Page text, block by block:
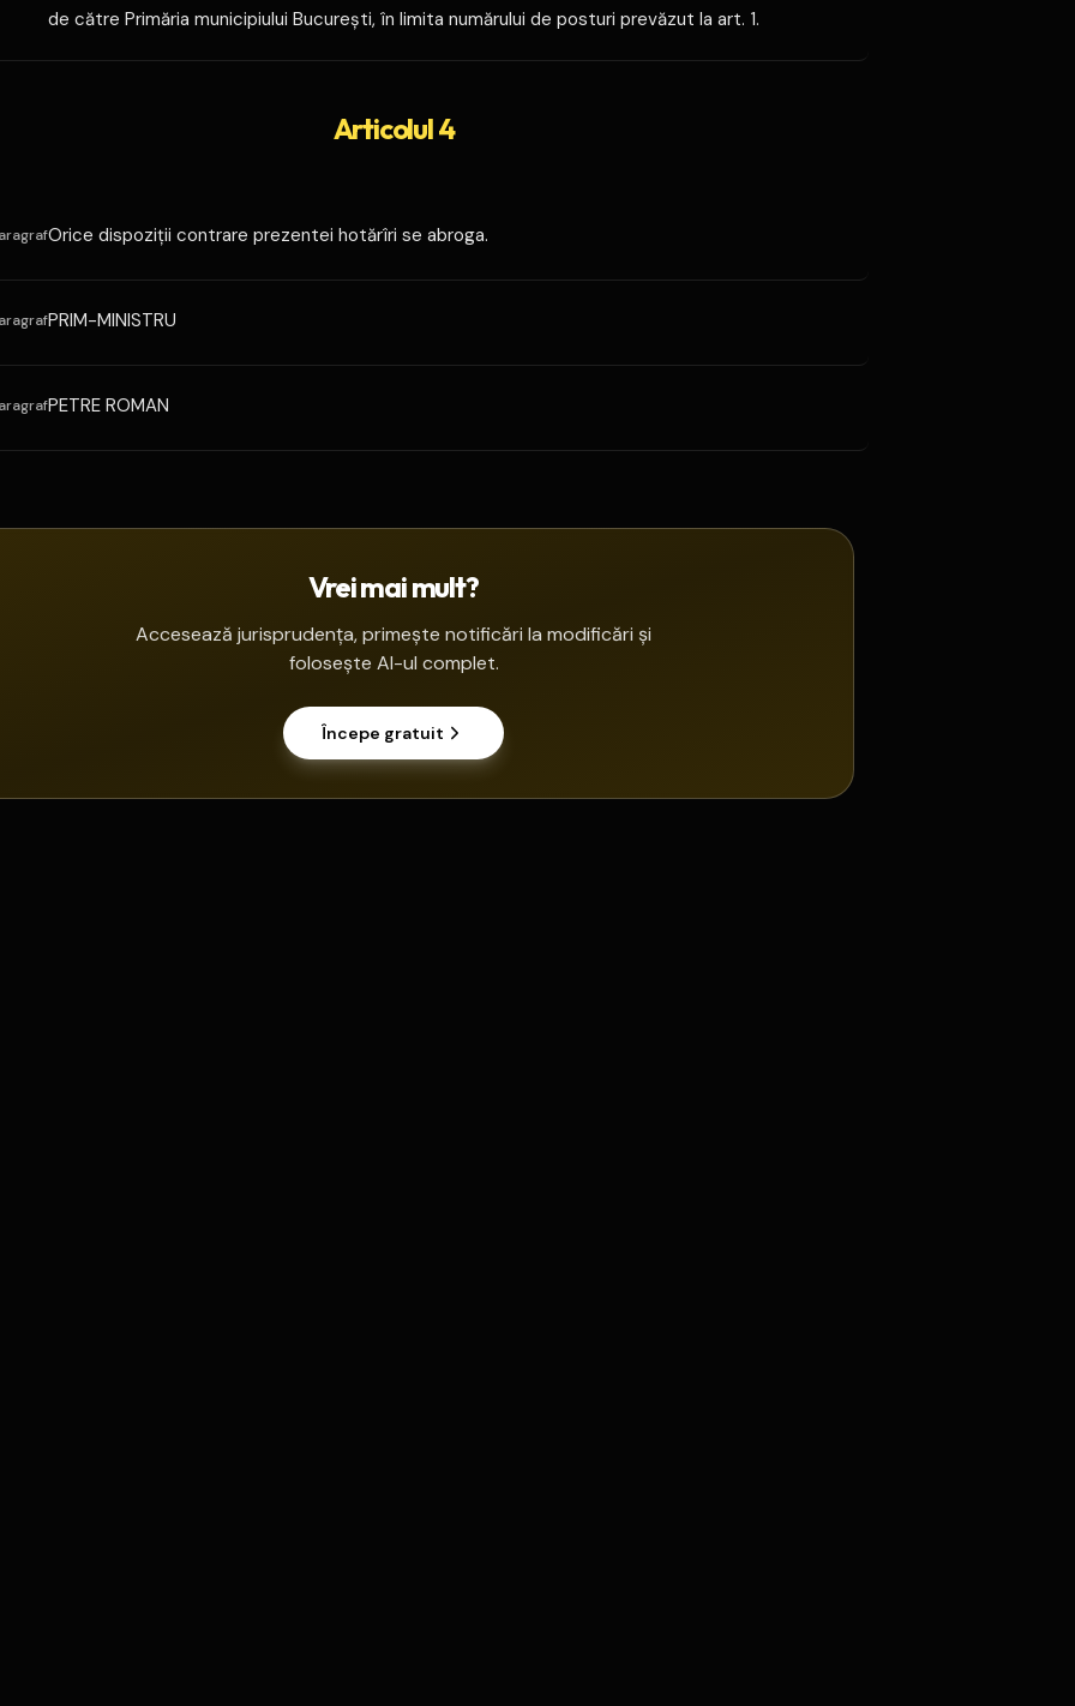
de către Primăria municipiului Bucureşti, în limita numărului de posturi prevăzut la art. 1.
Articolul 4
Orice dispoziţii contrare prezentei hotărîri se abroga.
PRIM-MINISTRU
PETRE ROMAN
Vrei mai mult?
Accesează jurisprudența, primește notificări la modificări și
folosește AI-ul complet.
Începe gratuit